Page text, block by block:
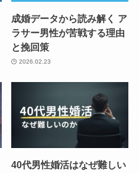
成婚データから読み解く ア
ラサー男性が苦戦する理由
と挽回策
2026.02.23
40代男性婚活はなぜ難しい